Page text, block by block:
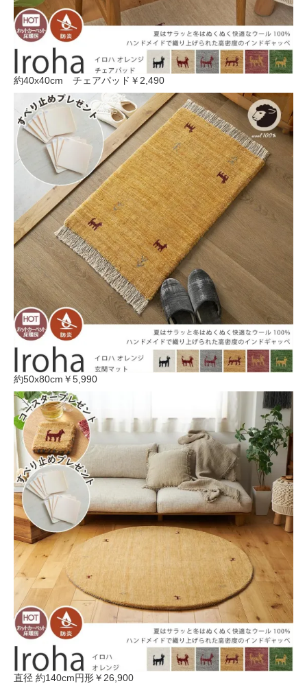
約40x40cm チェアパッド ￥2,490
約50x80cm ￥5,990
直径 約140cm円形￥26,900